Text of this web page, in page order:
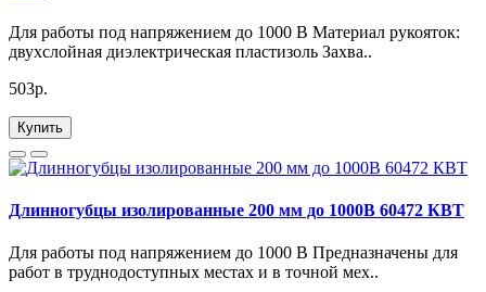
Для работы под напряжением до 1000 В Материал рукояток:
двухслойная диэлектрическая пластизоль Захва..
503р.
Купить
Длинногубцы изолированные 200 мм до 1000В 60472 КВТ
Для работы под напряжением до 1000 В Предназначены для
работ в труднодоступных местах и в точной мех..